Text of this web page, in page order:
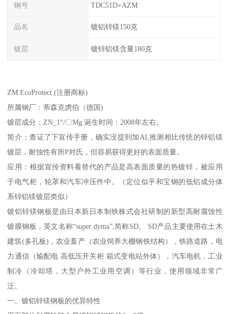
钢号 TDC51D+AZM
品名 镀铝锌镁150克
镀层 镀锌铝镁含量180克
ZM EcoProtect (注册商标)
所属钢厂：蒂森克虏伯（德国)
镀层成分：ZN_1°/〇Mg 诞生时间：2008年左右。
简介：查证了下宣传手册，确实没提到加AI,推测相比传统的锌铝镁
镀层，耐蚀性有所P对氏，但容易获得更好的表面质量。
应用：根据宣传资料看替代的产品是高表面质量的热镀锌，被应用
于电气柜，轮罩和汽车冲压件中。（定位似乎和宝钢的低铝成分体
系锌铝镁镀层类似）
镀铝锌镁钢板是由日本新日本制铁株式会社研制的新型高耐腐蚀性
镀膜钢板，英文名称“super dyma”,简称SD。 SD产品主要使用在土木
建筑(多孔板)，农业畜产（农业饲养大棚钢铁结构），铁路道路，电
力通信（输配电 高低压开关柜 箱式变电站外体），汽车电机，工业
制冷（冷却塔，大型户外工业用空调）等行业，使用领域非常广
泛。
一、镀铝锌镁钢板的优异特性